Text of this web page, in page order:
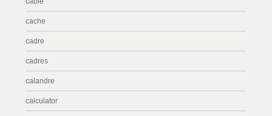
cache
cadre
cadres
calandre
calculator